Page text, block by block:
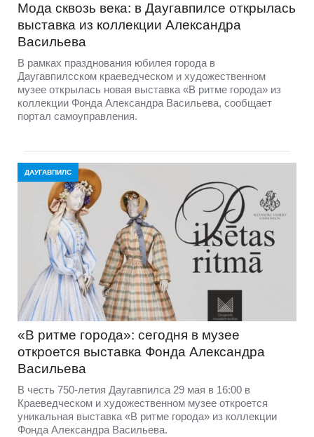
Мода сквозь века: в Даугавпилсе открылась
выставка из коллекции Александра
Васильева
В рамках празднования юбилея города в
Даугавпилсском краеведческом и художественном
музее открылась новая выставка «В ритме города» из
коллекции Фонда Александра Васильева, сообщает
портал самоуправления.
ДАУГАВПИЛС
«В ритме города»: сегодня в музее
откроется выставка Фонда Александра
Васильева
В честь 750-летия Даугавпилса 29 мая в 16:00 в
Краеведческом и художественном музее откроется
уникальная выставка «В ритме города» из коллекции
Фонда Александра Васильева.